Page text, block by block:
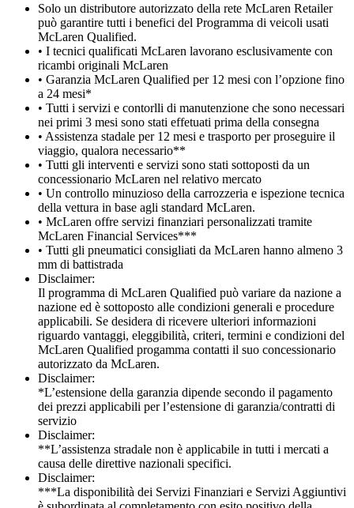
Solo un distributore autorizzato della rete McLaren Retailer
può garantire tutti i benefici del Programma di veicoli usati
McLaren Qualified.
• I tecnici qualificati McLaren lavorano esclusivamente con
ricambi originali McLaren
• Garanzia McLaren Qualified per 12 mesi con l’opzione fino
a 24 mesi*
• Tutti i servizi e contorlli di manutenzione che sono necessari
nei primi 3 mesi sono stati effetuati prima della consegna
• Assistenza stadale per 12 mesi e trasporto per proseguire il
viaggio, qualora necessario**
• Tutti gli interventi e servizi sono stati sottoposti da un
concessionario McLaren nel relativo mercato
• Un controllo minuzioso della carrozzeria e ispezione tecnica
della vettura in base agli standard McLaren.
• McLaren offre servizi finanziari personalizzati tramite
McLaren Financial Services***
• Tutti gli pneumatici consigliati da McLaren hanno almeno 3
mm di battistrada
Disclaimer:
Il programma di McLaren Qualified può variare da nazione a
nazione ed è sottoposto alle condizioni generali e procedure
applicabili. Se desidera di ricevere ulteriori informazioni
riguardo vantaggi, eleggibilità, criteri, termini e condizioni del
McLaren Qualified progamma contatti il suo concessionario
autorizzato da McLaren.
Disclaimer:
*L’estensione della garanzia dipende secondo il pagamento
dei prezzi applicabili per l’estensione di garanzia/contratti di
servizio
Disclaimer:
**L’assistenza stradale non è applicabile in tutti i mercati a
causa delle direttive nazionali specifici.
Disclaimer:
***La disponibilità dei Servizi Finanziari e Servizi Aggiuntivi